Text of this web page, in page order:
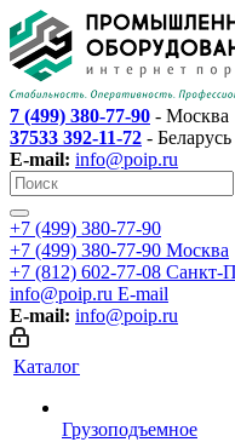
7 (499) 380-77-90 - Москва
37533 392-11-72 - Беларусь
E-mail: info@poip.ru
+7 (499) 380-77-90
+7 (499) 380-77-90 Москва
+7 (812) 602-77-08 Санкт-
info@poip.ru E-mail
E-mail: info@poip.ru
Каталог
Грузоподъемное